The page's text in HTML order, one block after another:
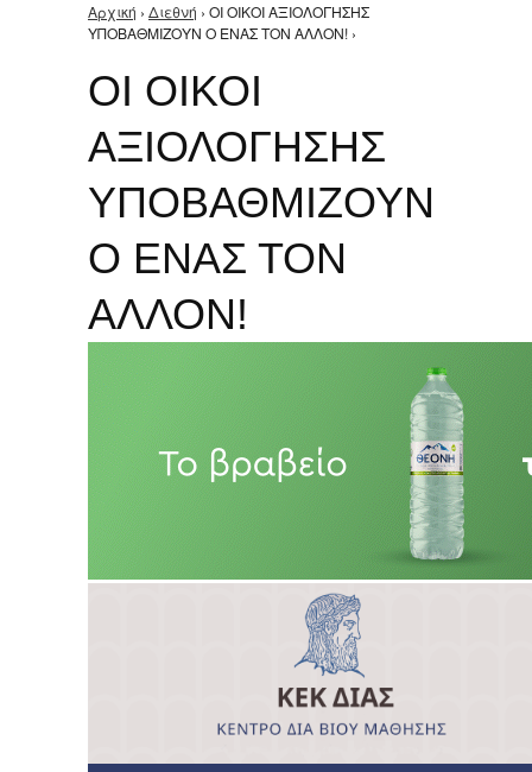
Είστε εδώ
Αρχική › Διεθνή › ΟΙ ΟΙΚΟΙ ΑΞΙΟΛΟΓΗΣΗΣ
ΥΠΟΒΑΘΜΙΖΟΥΝ Ο ΕΝΑΣ ΤΟΝ ΑΛΛΟΝ! ›
ΟΙ ΟΙΚΟΙ
ΑΞΙΟΛΟΓΗΣΗΣ
ΥΠΟΒΑΘΜΙΖΟΥΝ
Ο ΕΝΑΣ ΤΟΝ
ΑΛΛΟΝ!